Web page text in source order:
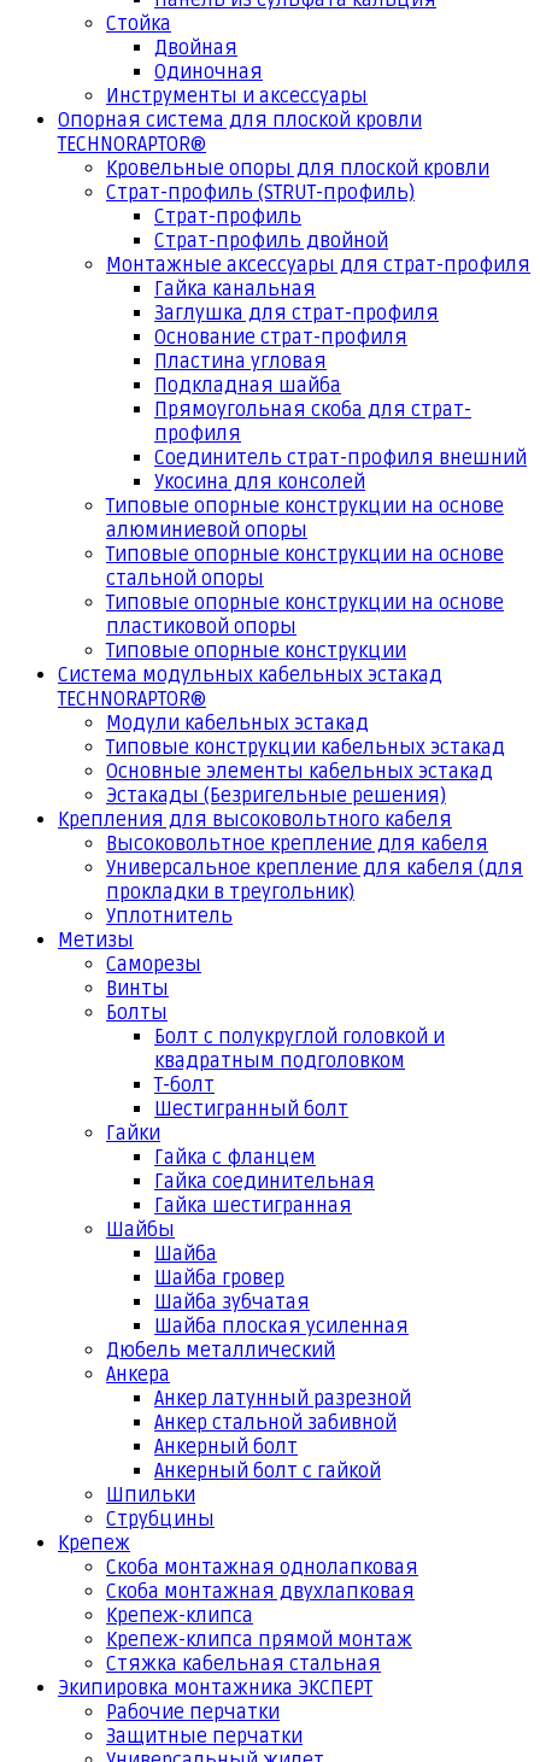
Стойка
Двойная
Одиночная
Инструменты и аксессуары
Опорная система для плоской кровли
TECHNORAPTOR®
Кровельные опоры для плоской кровли
Страт-профиль (STRUT-профиль)
Страт-профиль
Страт-профиль двойной
Монтажные аксессуары для страт-профиля
Гайка канальная
Заглушка для страт-профиля
Основание страт-профиля
Пластина угловая
Подкладная шайба
Прямоугольная скоба для страт-
профиля
Соединитель страт-профиля внешний
Укосина для консолей
Типовые опорные конструкции на основе
алюминиевой опоры
Типовые опорные конструкции на основе
стальной опоры
Типовые опорные конструкции на основе
пластиковой опоры
Типовые опорные конструкции
Система модульных кабельных эстакад
TECHNORAPTOR®
Модули кабельных эстакад
Типовые конструкции кабельных эстакад
Основные элементы кабельных эстакад
Эстакады (Безригельные решения)
Крепления для высоковольтного кабеля
Высоковольтное крепление для кабеля
Универсальное крепление для кабеля (для
прокладки в треугольник)
Уплотнитель
Метизы
Саморезы
Винты
Болты
Болт с полукруглой головкой и
квадратным подголовком
Т-болт
Шестигранный болт
Гайки
Гайка с фланцем
Гайка соединительная
Гайка шестигранная
Шайбы
Шайба
Шайба гровер
Шайба зубчатая
Шайба плоская усиленная
Дюбель металлический
Анкера
Анкер латунный разрезной
Анкер стальной забивной
Анкерный болт
Анкерный болт с гайкой
Шпильки
Струбцины
Крепеж
Скоба монтажная однолапковая
Скоба монтажная двухлапковая
Крепеж-клипса
Крепеж-клипса прямой монтаж
Стяжка кабельная стальная
Экипировка монтажника ЭКСПЕРТ
Рабочие перчатки
Защитные перчатки